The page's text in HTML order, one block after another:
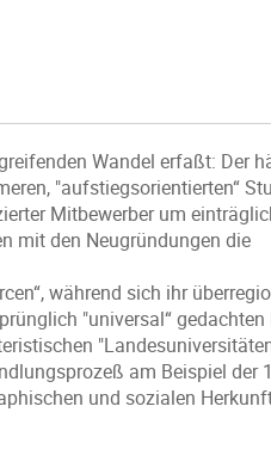
Wandel erfaßt: Der
"aufstiegsorientierten“
Mitbewerber um
mit den Neugründungen die
während sich ihr
"universal“ gedachten
am Beispiel der
und sozialen